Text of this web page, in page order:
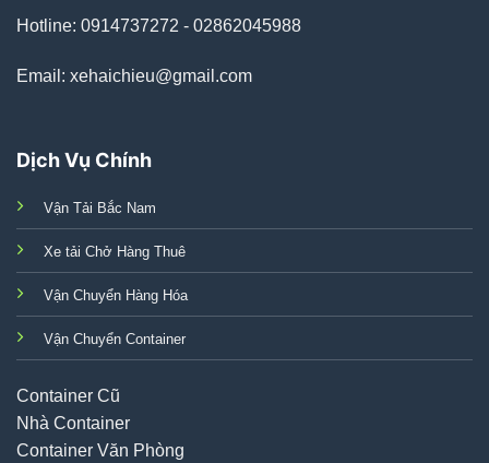
Hotline: 0914737272 - 02862045988
Email: xehaichieu@gmail.com
Dịch Vụ Chính
Vận Tải Bắc Nam
Xe tải Chở Hàng Thuê
Vận Chuyển Hàng Hóa
Vận Chuyển Container
Container Cũ
Nhà Container
Container Văn Phòng